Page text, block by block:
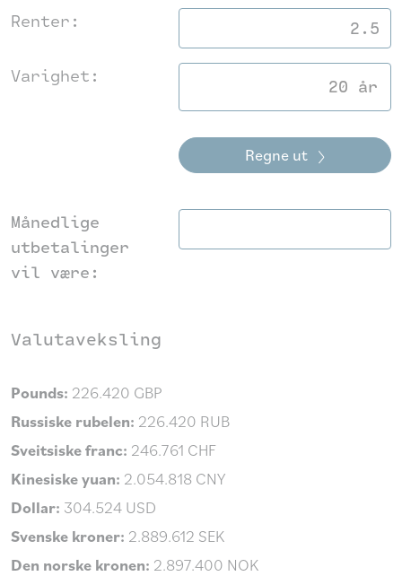
Renter:
Varighet: 20 år
Regne ut
Månedlige
utbetalinger
vil være:
Valutaveksling
Pounds: 226.420 GBP
Russiske rubelen: 226.420 RUB
Sveitsiske franc: 246.761 CHF
Kinesiske yuan: 2.054.818 CNY
Dollar: 304.524 USD
Svenske kroner: 2.889.612 SEK
Den norske kronen: 2.897.400 NOK